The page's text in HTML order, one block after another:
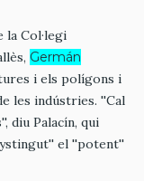
Col·legi
Germán
i els polígons i
les indústries. ''Cal
diu Palacín, qui
el ''potent''